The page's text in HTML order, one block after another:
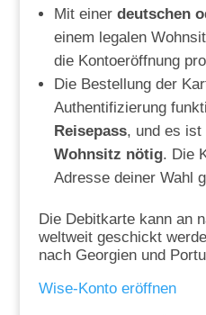
Mit einer deutschen
einem legalen
die Kontoeröffnung
Die Bestellung der
Authentifizierung
Reisepass, und es ist
Wohnsitz nötig. Die
Adresse deiner Wahl
Die Debitkarte kann an
weltweit geschickt
nach Georgien und
Wise-Konto eröffnen